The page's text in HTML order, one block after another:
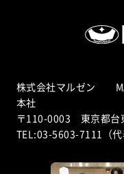
株式会社マルゼン
本社
〒110-0003 東京都台
TEL:03-5603-7111（代